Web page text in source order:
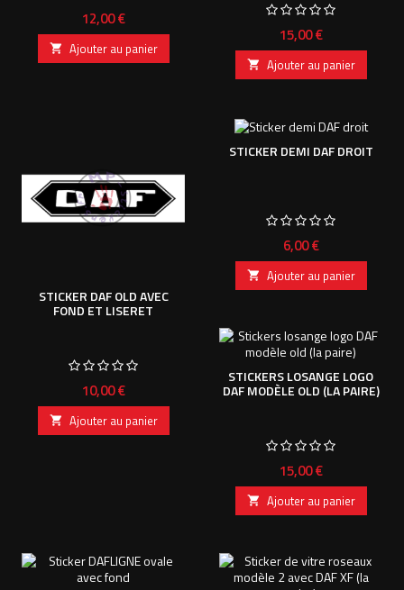
Prix
12,00 €
 Ajouter au panier
Prix
15,00 €
 Ajouter au panier
STICKER DAF OLD AVEC
FOND ET LISERET
Prix
10,00 €
 Ajouter au panier
STICKER DEMI DAF DROIT
Prix
6,00 €
 Ajouter au panier
STICKERS LOSANGE LOGO
DAF MODÈLE OLD (LA PAIRE)
Prix
15,00 €
 Ajouter au panier